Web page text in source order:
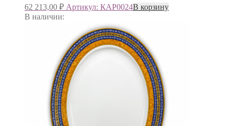
62 213,00 ₽ Артикул: КАР0024В корзину
В наличии: